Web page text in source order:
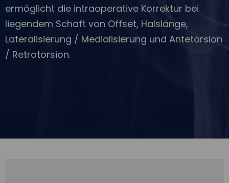
ermöglicht die intraoperative Korrektur bei
liegendem Schaft von Offset, Halslänge,
Lateralisierung / Medialisierung und Antetorsion
/ Retrotorsion.